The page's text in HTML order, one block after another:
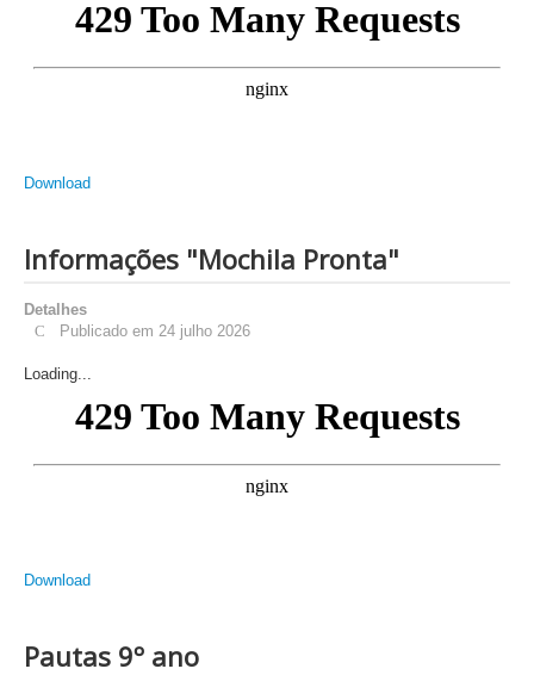
Download
Informações "Mochila Pronta"
Detalhes
Publicado em 24 julho 2026
Loading...
Download
Pautas 9º ano